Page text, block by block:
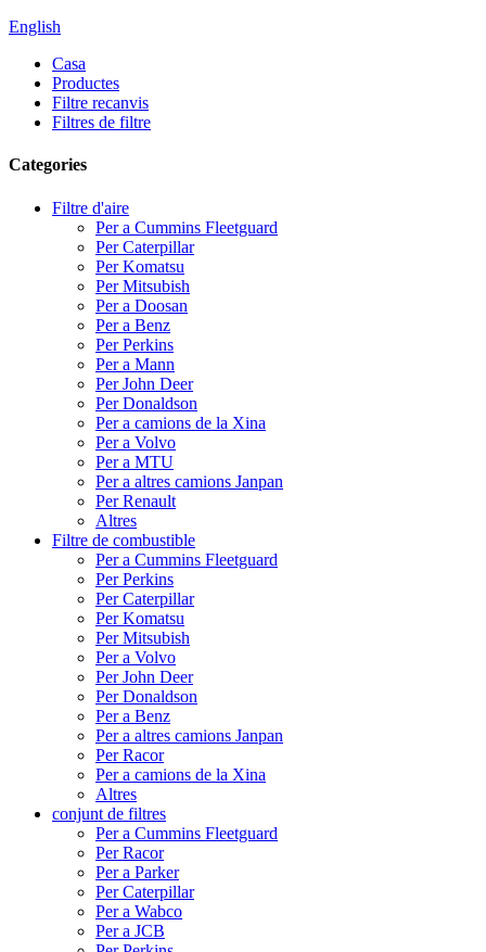
English
Casa
Productes
Filtre recanvis
Filtres de filtre
Categories
Filtre d'aire
Per a Cummins Fleetguard
Per Caterpillar
Per Komatsu
Per Mitsubish
Per a Doosan
Per a Benz
Per Perkins
Per a Mann
Per John Deer
Per Donaldson
Per a camions de la Xina
Per a Volvo
Per a MTU
Per a altres camions Janpan
Per Renault
Altres
Filtre de combustible
Per a Cummins Fleetguard
Per Perkins
Per Caterpillar
Per Komatsu
Per Mitsubish
Per a Volvo
Per John Deer
Per Donaldson
Per a Benz
Per a altres camions Janpan
Per Racor
Per a camions de la Xina
Altres
conjunt de filtres
Per a Cummins Fleetguard
Per Racor
Per a Parker
Per Caterpillar
Per a Wabco
Per a JCB